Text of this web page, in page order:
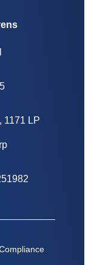
1171 LP